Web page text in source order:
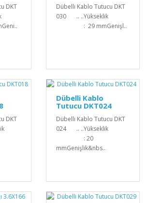
DKT
Dübelli Kablo Tutucu DKT
030 .. ..Yükseklik
: 29 mmGenişl..
DKT
Dübelli Kablo
Tutucu DKT024
Dübelli Kablo Tutucu DKT
024 .. ..Yükseklik
: 20
mmGenişlik&nbs..